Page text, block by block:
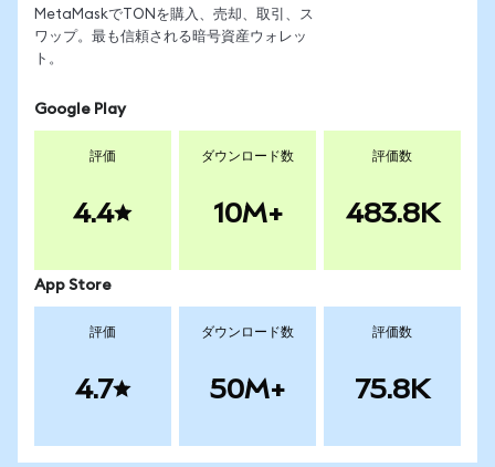
MetaMaskでTONを購入、売却、取引、ス
ワップ。最も信頼される暗号資産ウォレッ
ト。
Google Play
評価
4.4
ダウンロード数
10M+
評価数
483.8K
App Store
評価
4.7
ダウンロード数
50M+
評価数
75.8K